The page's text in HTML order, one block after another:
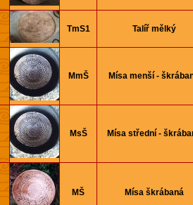
TmS1 Talíř mělký
MmŠ Mísa menší -
MsŠ Mísa střední -
MŠ Mísa škrábaná